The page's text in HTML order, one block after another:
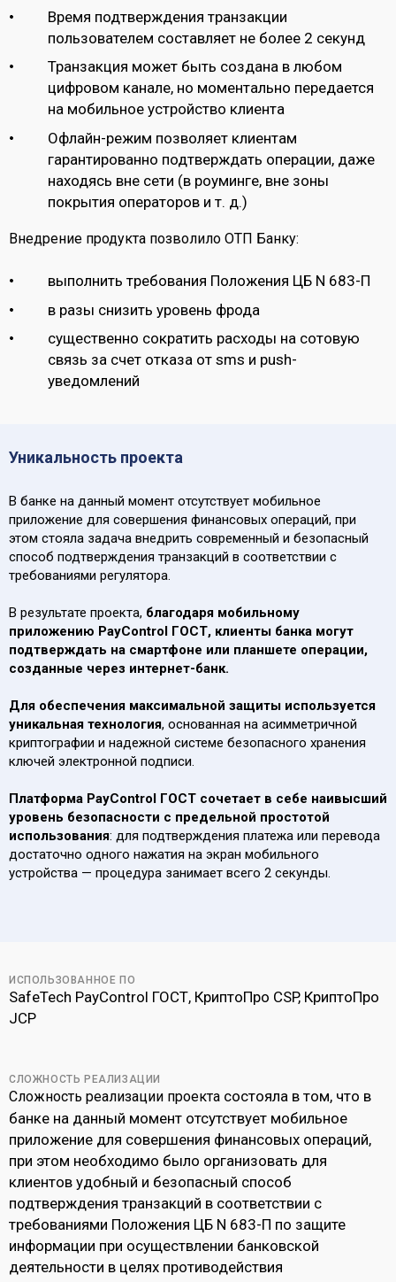
Время подтверждения транзакции
пользователем составляет не более 2 секунд
Транзакция может быть создана в любом
цифровом канале, но моментально передается
на мобильное устройство клиента
Офлайн-режим позволяет клиентам
гарантированно подтверждать операции, даже
находясь вне сети (в роуминге, вне зоны
покрытия операторов и т. д.)
Внедрение продукта позволило ОТП Банку:
выполнить требования Положения ЦБ N 683-П
в разы снизить уровень фрода
существенно сократить расходы на сотовую
связь за счет отказа от sms и push-
уведомлений
Уникальность проекта
В банке на данный момент отсутствует мобильное
приложение для совершения финансовых операций, при
этом стояла задача внедрить современный и безопасный
способ подтверждения транзакций в соответствии с
требованиями регулятора.
В результате проекта, благодаря мобильному
приложению PayControl ГОСТ, клиенты банка могут
подтверждать на смартфоне или планшете операции,
созданные через интернет-банк.
Для обеспечения максимальной защиты используется
уникальная технология, основанная на асимметричной
криптографии и надежной системе безопасного хранения
ключей электронной подписи.
Платформа PayControl ГОСТ сочетает в себе наивысший
уровень безопасности с предельной простотой
использования: для подтверждения платежа или перевода
достаточно одного нажатия на экран мобильного
устройства — процедура занимает всего 2 секунды.
ИСПОЛЬЗОВАННОЕ ПО
SafeTech PayControl ГОСТ, КриптоПро CSP, КриптоПро
JCP
СЛОЖНОСТЬ РЕАЛИЗАЦИИ
Сложность реализации проекта состояла в том, что в
банке на данный момент отсутствует мобильное
приложение для совершения финансовых операций,
при этом необходимо было организовать для
клиентов удобный и безопасный способ
подтверждения транзакций в соответствии с
требованиями Положения ЦБ N 683-П по защите
информации при осуществлении банковской
деятельности в целях противодействия